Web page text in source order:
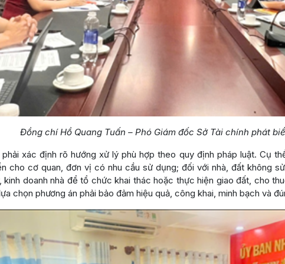
Đồng chí Hồ Quang Tuấn – Phó Giám đốc Sở Tài chính phát
xác định rõ hướng xử lý phù hợp theo quy định pháp luật. Cụ
cho cơ quan, đơn vị có nhu cầu sử dụng; đối với nhà, đất không
doanh nhà để tổ chức khai thác hoặc thực hiện giao đất, cho
chọn phương án phải bảo đảm hiệu quả, công khai, minh bạch và